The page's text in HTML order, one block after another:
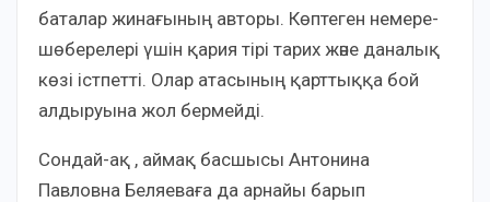
баталар жинағының авторы. Көптеген немере-
шөберелері үшін қария тірі тарих және даналық
көзі істпетті. Олар атасының қарттыққа бой
алдыруына жол бермейді.
Сондай-ақ , аймақ басшысы Антонина
Павловна Беляеваға да арнайы барып